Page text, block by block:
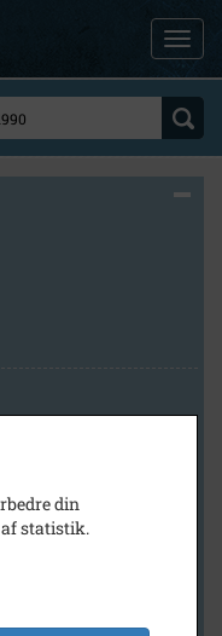
Kommune
din
statistik.